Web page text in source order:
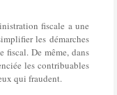
fiscale a une
les démarches
fiscal. De même, dans
les contribuables
qui fraudent.